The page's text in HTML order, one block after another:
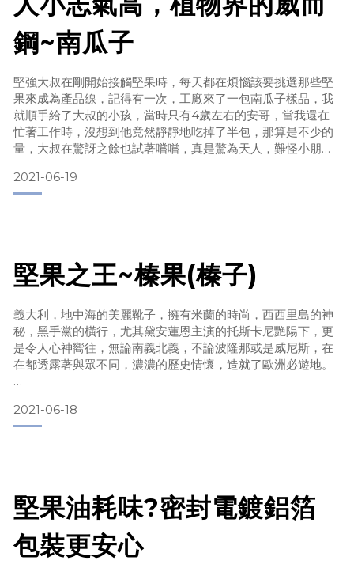
者，但預防勝於治療，再怎麼神奇的療法都是治本了，最終極
的作法當然是強壯宿主本身的能
鋼~南瓜子
堅強大叔在剛開始接觸堅果時，每天都在煩惱該要挑選那些堅
果來成為產品線，記得有一次，工廠來了一包南瓜子樣品，我
就順手給了大叔的小孩，當時只有4歲左右的安哥，當我還在
忙著工作時，沒想到他竟然靜靜地吃掉了半包，那算是不少的
量，大叔在驚訝之餘也試著嚐嚐，真是驚為天人，難怪小朋友
鋅的倉庫
研究後才發現小小一顆南瓜子竟然有好多的成分都是對人體很
好的，其中最重要的是礦物質「鋅」的含量豐富，因此也被笑
2021-06-19
堅果之王~榛果(榛子)
義大利，地中海的美麗靴子，擁有米蘭的時尚，西西里島的神
秘，黑手黨的橫行，尤其黛安蓮恩主演的托斯卡尼艷陽下，更
是令人心神嚮往，無論南義北義，不論波隆那或是威尼斯，在
在都透露著與眾不同，濃濃的歷史情懷，造就了歐洲必遊地。
情人們撫慰的靈魂
1982年食品業誕生了三大巨星：健怡可樂，伯朗咖啡，金莎巧
2021-06-18
堅果油耗味?密封電鍍鋁箔
包裝更安心